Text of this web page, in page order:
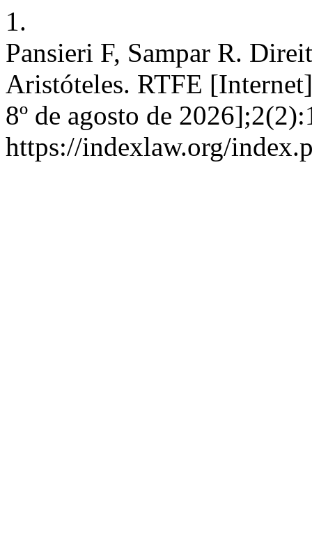
1.
Pansieri F, Sampar R.
Aristóteles. RTFE
8º de agosto de
https://indexlaw.org/